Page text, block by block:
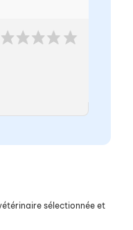
sélectionnée et